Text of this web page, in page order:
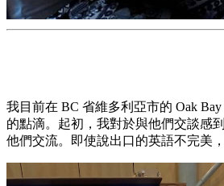
我目前在 BC 省維多利亞市的 Oak
的點滴。起初，我對於與他們交談感
他們交流。即使說出口的英語不完美